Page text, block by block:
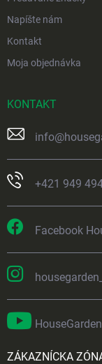
Napíšte nám
Kontakt
Moja objednávka
KONTAKT
info@
+421 949
Facebook
HouseGarden
ZÁKAZNÍCKA